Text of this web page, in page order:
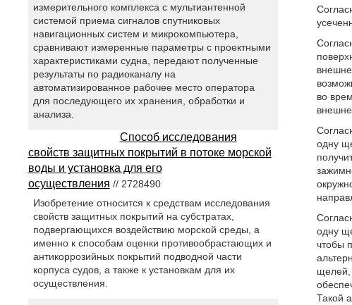
во
одну
одну
чтобы
щелей,
Такой
измерительного комплекса с мультиантенной
системой приема сигналов спутниковых
навигационных систем и микрокомпьютера,
сравнивают измеренные параметры с проектными
характеристиками судна, передают полученные
результаты по радиоканалу на
автоматизированное рабочее место оператора
для последующего их хранения, обработки и
анализа.
Способ исследования
свойств защитных покрытий в потоке морской
воды и установка для его
осуществления // 2728490
Изобретение относится к средствам исследования
свойств защитных покрытий на субстратах,
подвергающихся воздействию морской среды, а
именно к способам оценки противообрастающих и
антикоррозийных покрытий подводной части
корпуса судов, а также к установкам для их
осуществления.